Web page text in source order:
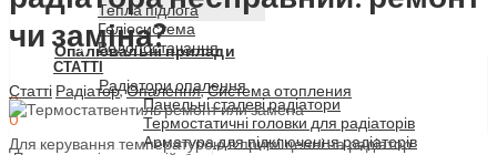
Опалювальні прилади
Радіатори опалення
Панельні сталеві радіатори
Термостатичні головки для радіаторів
Арматура для підключення радіаторів
Тепла підлога
Геліосистема
Водопостачання
СТАТТІ
0
0
Меню
чи заміна?
Статті Радіатор,Опалення,Система отопления
Для керування температурою в приміщенні на радіатор